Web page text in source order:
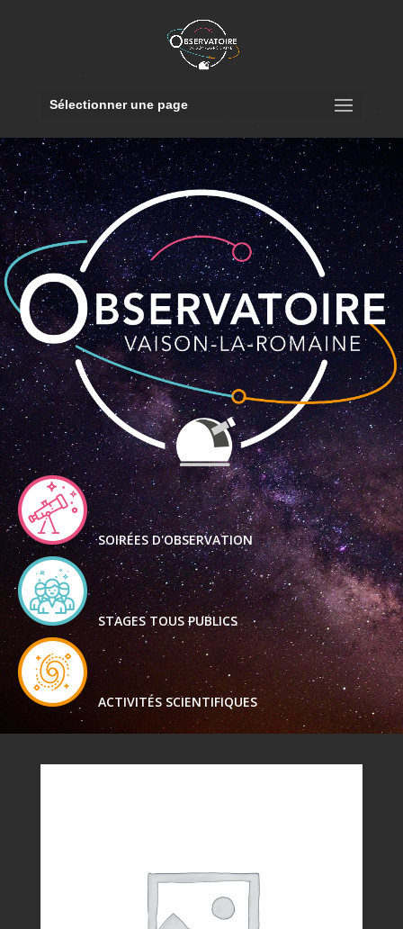
Sélectionner une page
SOIRÉES D'OBSERVATION
STAGES TOUS PUBLICS
ACTIVITÉS SCIENTIFIQUES